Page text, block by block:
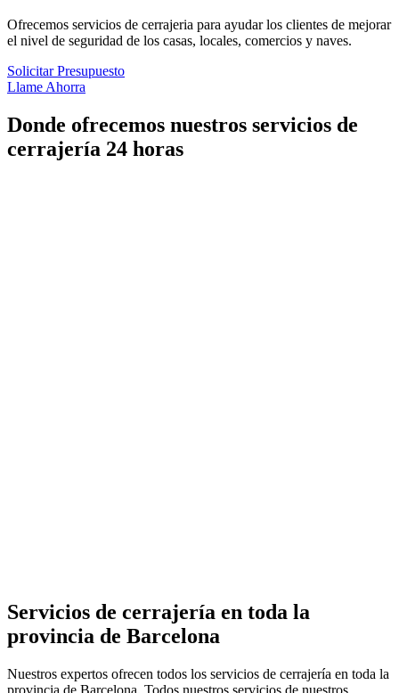
Ofrecemos servicios de cerrajeria para ayudar los clientes de mejorar
el nivel de seguridad de los casas, locales, comercios y naves.
Solicitar Presupuesto
Llame Ahorra
Donde ofrecemos nuestros servicios de
cerrajería 24 horas
Servicios de cerrajería en toda la
provincia de Barcelona
Nuestros expertos ofrecen todos los servicios de cerrajería en toda la